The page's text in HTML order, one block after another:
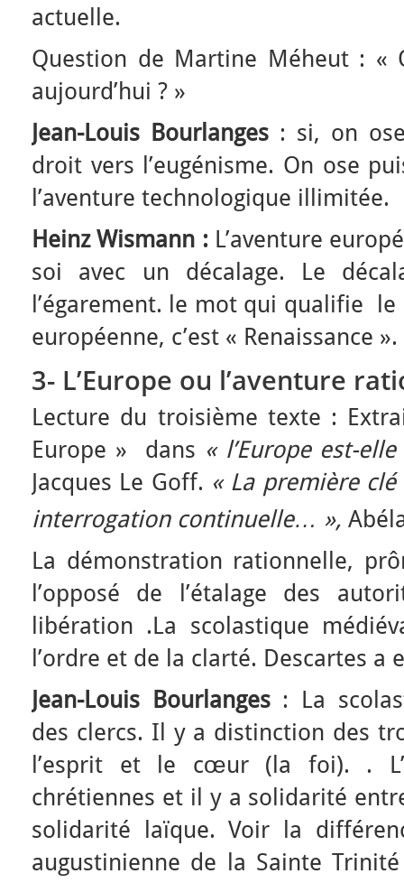
actuelle.
Question de Martine Méheut : «
aujourd’hui ? »
Jean-Louis Bourlanges : si, on
droit vers l’eugénisme. On ose
l’aventure technologique illimitée.
Heinz Wismann : L’aventure
soi avec un décalage. Le
l’égarement. le mot qui qualifie
européenne, c’est « Renaissance ».
3- L’Europe ou l’aventure
Lecture du troisième texte :
Europe » dans « l’Europe est-
Jacques Le Goff. « La première
interrogation continuelle… »,
La démonstration rationnelle,
l’opposé de l’étalage des
libération .La scolastique
l’ordre et de la clarté. Descartes a
Jean-Louis Bourlanges: La
des clercs. Il y a distinction des
l’esprit et le cœur (la foi). .
chrétiennes et il y a solidarité
solidarité laïque. Voir la
augustinienne de la Sainte